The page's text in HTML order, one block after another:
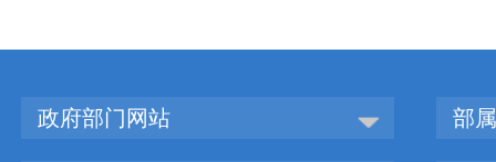
政府部门网站 部